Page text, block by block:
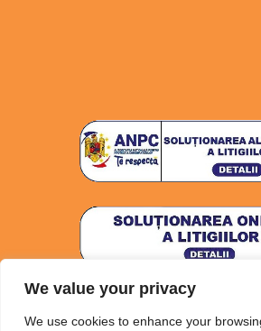
We value your privacy
We use cookies to enhance your
Politica de confidențialitate